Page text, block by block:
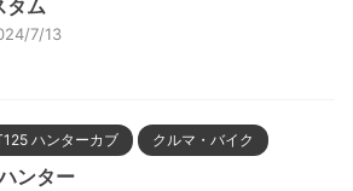
タム
7/13
ハンターカブ クルマ・バイク
ンター